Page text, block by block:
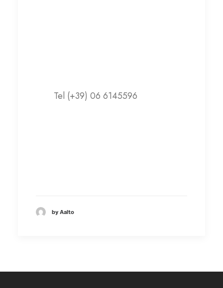
Tel (+39) 06 6145596
by Aalto